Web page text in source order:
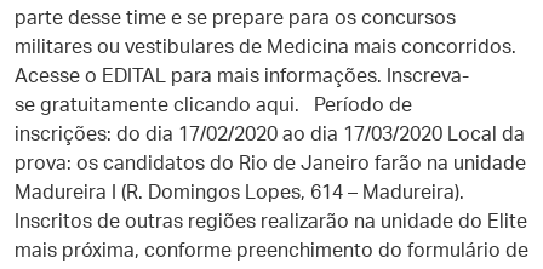
parte desse time e se prepare para os concursos
militares ou vestibulares de Medicina mais concorridos.
Acesse o EDITAL para mais informações. Inscreva-
se gratuitamente clicando aqui. Período de
inscrições: do dia 17/02/2020 ao dia 17/03/2020 Local da
prova: os candidatos do Rio de Janeiro farão na unidade
Madureira I (R. Domingos Lopes, 614 – Madureira).
Inscritos de outras regiões realizarão na unidade do Elite
mais próxima, conforme preenchimento do formulário de